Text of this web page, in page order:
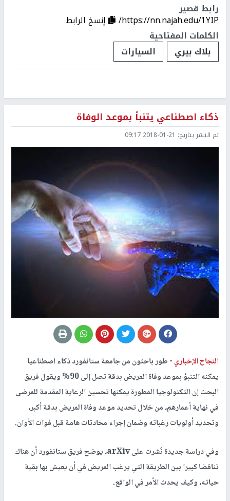
رابط قصير
https://nn.najah.edu/1YIP/
إنسخ الرابط
الكلمات المفتاحية
بلاك بيري
السيارات
ذكاء اصطناعي يتنبأ بموعد الوفاة
تم النشر بتاريخ: 2018-01-21 09:17
النجاح الإخباري -طور باحثون من جامعة ستانفورد ذكاء اصطناعيا
يمكنه التنبؤ بموعد وفاة المريض بدقة تصل إلى 90% ويقول فريق
البحث إن التكنولوجيا المطورة يمكنها تحسين الرعاية المقدمة للمرضى
في نهاية أعمارهم، من خلال تحديد موعد وفاة المريض بدقة أكبر،
وتحديد أولويات رغباته وضمان إجراء محادثات هامة قبل فوات الأوان.
وفي دراسة جديدة نُشرت على arXiv، يوضح فريق ستانفورد أن هناك
تناقضا كبيرا بين الطريقة التي يرغب المريض في أن يعيش بها بقية
حياته، وكيف يحدث الأمر في الواقع.